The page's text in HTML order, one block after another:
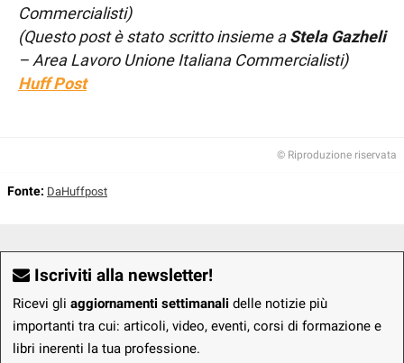
Commercialisti)
(Questo post è stato scritto insieme aStela Gazheli
– Area Lavoro Unione Italiana Commercialisti)
Huff Post
© Riproduzione riservata
Fonte: DaHuffpost
Iscriviti alla newsletter!
Ricevi gli aggiornamenti settimanali delle notizie più
importanti tra cui: articoli, video, eventi, corsi di formazione e
libri inerenti la tua professione.